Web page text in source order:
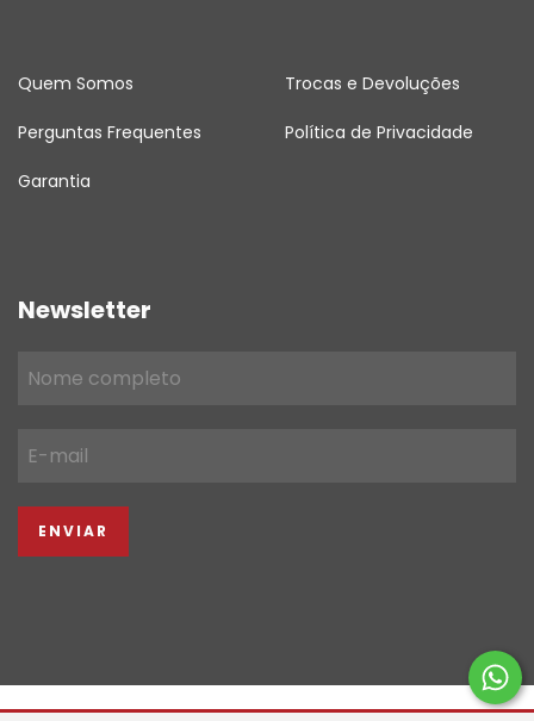
Quem Somos Trocas e Devoluções
Perguntas Frequentes Política de Privacidade
Garantia
Newsletter